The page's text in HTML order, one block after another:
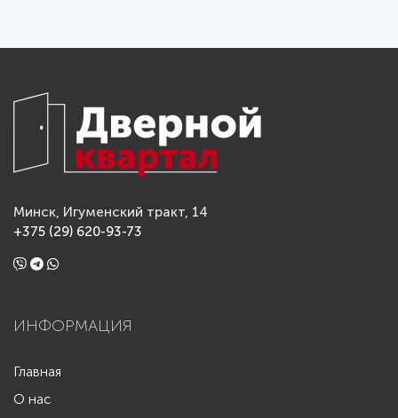
Минск, Игуменский тракт, 14
+375 (29) 620-93-73
ИНФОРМАЦИЯ
Главная
О нас